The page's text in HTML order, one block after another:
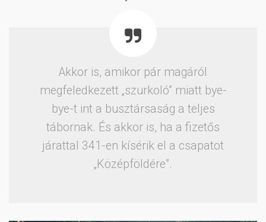
Akkor is, amikor pár magáról
megfeledkezett „szurkoló” miatt bye-
bye-t int a busztársaság a teljes
tábornak. És akkor is, ha a fizetős
járattal 341-en kísérik el a csapatot
„Középföldére”.